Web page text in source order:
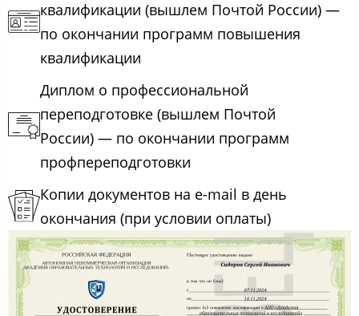
квалификации (вышлем Почтой России) —
по окончании программ повышения
квалификации
Диплом о профессиональной
переподготовке (вышлем Почтой
России) — по окончании программ
профпереподготовки
Копии документов на e-mail в день
окончания (при условии оплаты)